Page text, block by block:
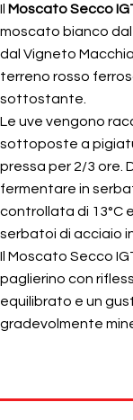
Il Moscato Secco
moscato bianco dal
dal Vigneto
terreno rosso
sottostante.
Le uve vengono
sottoposte a
pressa per 2/3 ore.
fermentare in
controllata di 13°C
serbatoi di acciaio
Il Moscato Secco
paglierino con
equilibrato e un
gradevolmente